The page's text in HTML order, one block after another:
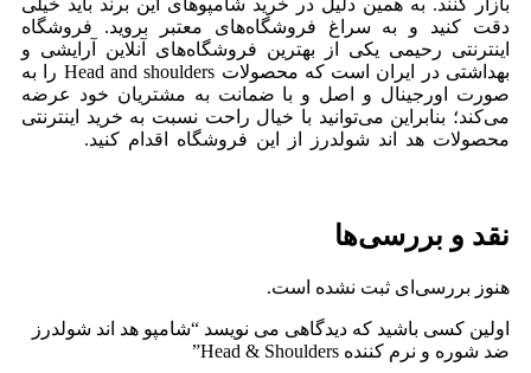
دقت کنید و به سراغ فروشگاه‌های معتبر بروید. فروشگاه
اینترنتی رحیمی یکی از بهترین فروشگاه‌های آنلاین آرایشی و
بهداشتی در ایران است که محصولات Head and shoulders را به
صورت اورجینال و اصل و با ضمانت به مشتریان خود عرضه
می‌کند؛ بنابراین می‌توانید با خیال راحت نسبت به خرید اینترنتی
محصولات هد اند شولدرز از این فروشگاه اقدام کنید.
نقد و بررسی‌ها
هنوز بررسی‌ای ثبت نشده است.
اولین کسی باشید که دیدگاهی می نویسد “شامپو هد اند شولدرز
ضد شوره و نرم کننده Head & Shoulders”